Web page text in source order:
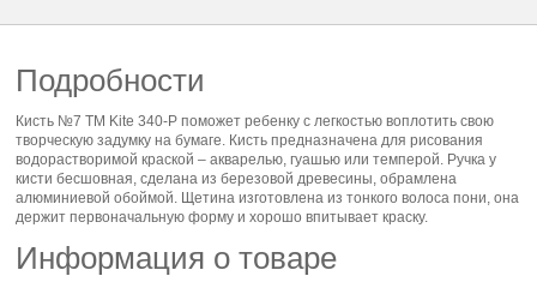
Подробности
Кисть №7 ТМ Kite 340-P поможет ребенку с легкостью воплотить свою
творческую задумку на бумаге. Кисть предназначена для рисования
водорастворимой краской – акварелью, гуашью или темперой. Ручка у
кисти бесшовная, сделана из березовой древесины, обрамлена
алюминиевой обоймой. Щетина изготовлена из тонкого волоса пони, она
держит первоначальную форму и хорошо впитывает краску.
Информация о товаре